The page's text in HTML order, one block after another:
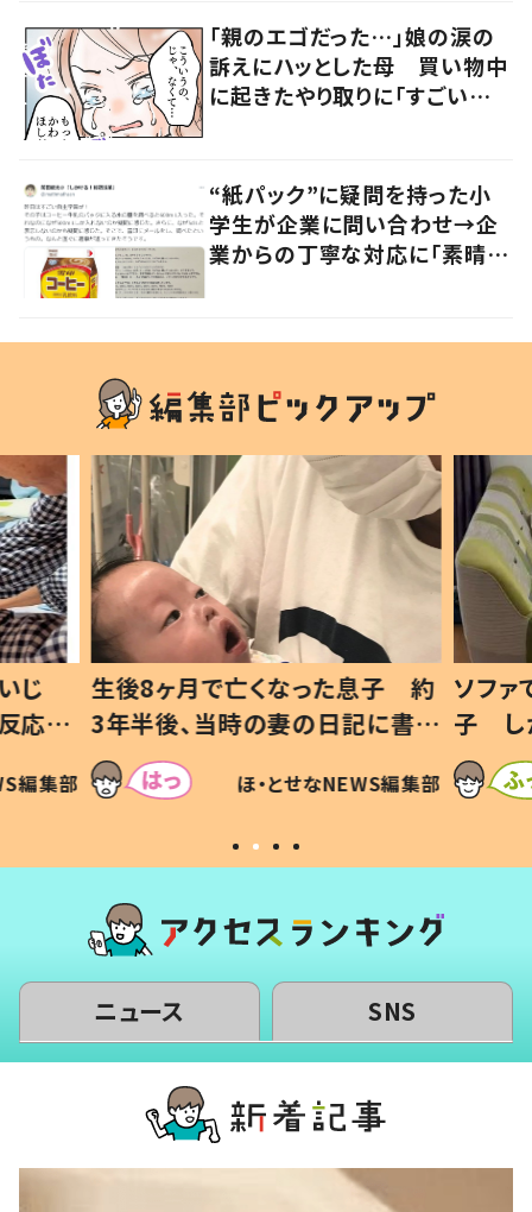
「親のエゴだった…」娘の涙の
訴えにハッとした母 買い物中
に起きたやり取りに「すごい分
“紙パック”に疑問を持った小
学生が企業に問い合わせ→企
業からの丁寧な対応に「素晴ら
じ
応に
編集部
生後8ヶ月で亡くなった息子 約
3年半後、当時の妻の日記に書い
てあった本音とは
ほ・とせなNEWS編集部
ソファ
子 し
すべ
いから
ニュース SNS